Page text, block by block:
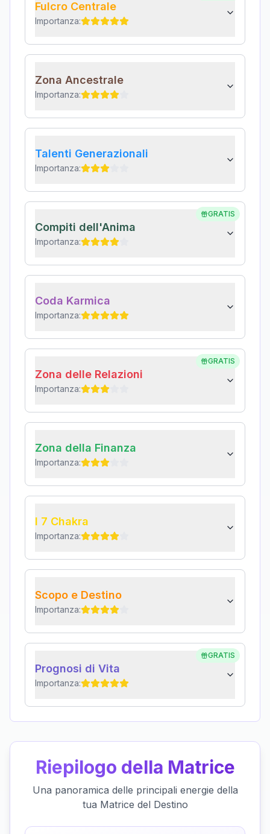
Fulcro Centrale
Importanza:
Zona Ancestrale
Importanza:
Talenti Generazionali
Importanza:
GRATIS
Compiti dell'Anima
Importanza:
Coda Karmica
Importanza:
GRATIS
Zona delle Relazioni
Importanza:
Zona della Finanza
Importanza:
I 7 Chakra
Importanza:
Scopo e Destino
Importanza:
GRATIS
Prognosi di Vita
Importanza:
Riepilogo della Matrice
Una panoramica delle principali energie della
tua Matrice del Destino